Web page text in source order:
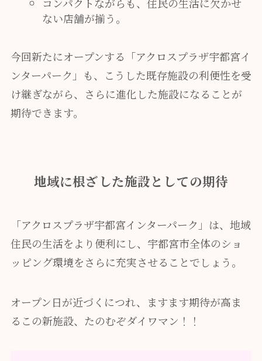
ない店舗が揃う。
今回新たにオープンする「アクロスプラザ宇都宮イ
ンターパーク」も、こうした既存施設の利便性を受
け継ぎながら、さらに進化した施設になることが
期待できます。
地域に根ざした施設としての期待
「アクロスプラザ宇都宮インターパーク」は、地域
住民の生活をより便利にし、宇都宮市全体のショ
ッピング環境をさらに充実させることでしょう。
オープン日が近づくにつれ、ますます期待が高ま
るこの新施設、たのむぞダイワマン！！